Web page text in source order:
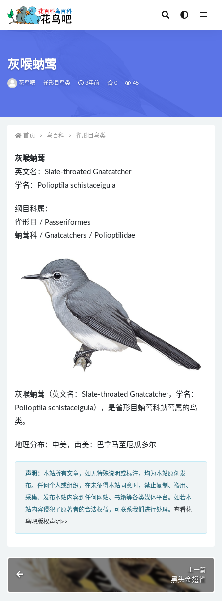
灰喉蚋莺
花鸟吧 雀形目鸟类 3年前 0 45
首页 鸟百科 雀形目鸟类
灰喉蚋莺
英文名：Slate-throated Gnatcatcher
学名：Polioptila schistaceigula
纲目科属：
雀形目 / Passeriformes
蚋莺科 / Gnatcatchers / Polioptilidae
灰喉蚋莺（英文名：Slate-throated Gnatcatcher，学名：
Polioptila schistaceigula），是雀形目蚋莺科蚋莺属的鸟
类。
地理分布：中美，南美：巴拿马至厄瓜多尔
声明： 本站所有文章，如无特殊说明或标注，均为本站原创发
布。任何个人或组织，在未征得本站同意时，禁止复制、盗用、
采集、发布本站内容到任何网站、书籍等各类媒体平台。如若本
站内容侵犯了原著者的合法权益，可联系我们进行处理。 查看花
鸟吧版权声明>>
上一篇
黑头金翅雀